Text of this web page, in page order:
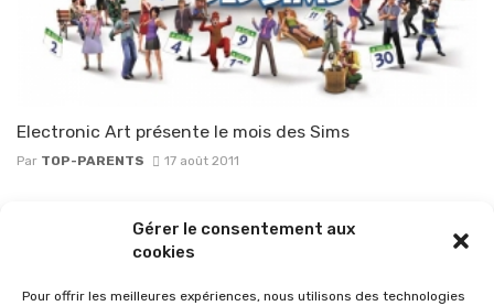
Gérer le consentement aux
cookies
Pour offrir les meilleures expériences, nous utilisons des technologies
Electronic Art présente le mois des Sims
Par TOP-PARENTS 17 août 2011